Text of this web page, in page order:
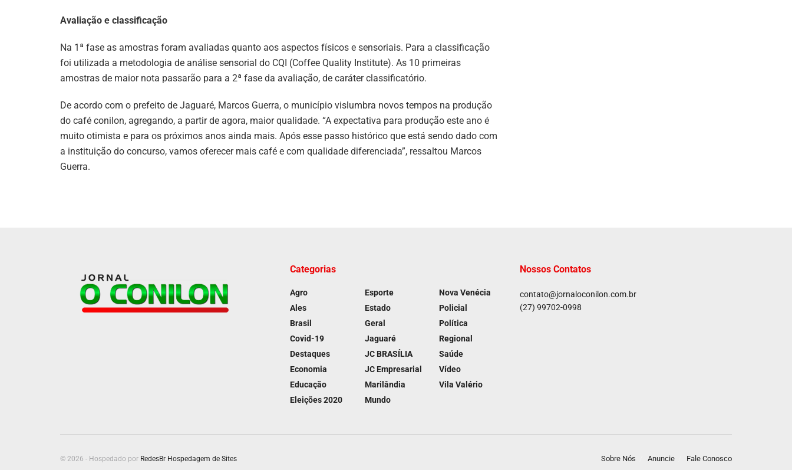
Avaliação e classificação
Na 1ª fase as amostras foram avaliadas quanto aos aspectos físicos e sensoriais. Para a classificação
foi utilizada a metodologia de análise sensorial do CQI (Coffee Quality Institute). As 10 primeiras
amostras de maior nota passarão para a 2ª fase da avaliação, de caráter classificatório.
De acordo com o prefeito de Jaguaré, Marcos Guerra, o município vislumbra novos tempos na produção
do café conilon, agregando, a partir de agora, maior qualidade. “A expectativa para produção este ano é
muito otimista e para os próximos anos ainda mais. Após esse passo histórico que está sendo dado com
a instituição do concurso, vamos oferecer mais café e com qualidade diferenciada”, ressaltou Marcos
Guerra.
Categorias
Agro
Ales
Brasil
Covid-19
Destaques
Economia
Educação
Eleições 2020
Esporte
Estado
Geral
Jaguaré
JC BRASÍLIA
JC Empresarial
Marilândia
Mundo
Nova Venécia
Policial
Política
Regional
Saúde
Vídeo
Vila Valério
Nossos Contatos
contato@jornaloconilon.com.br
(27) 99702-0998
Sobre Nós Anuncie Fale Conosco
© 2026 - Hospedado por RedesBr Hospedagem de Sites